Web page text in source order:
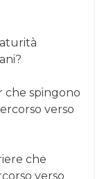
che spingono
verso
che
verso